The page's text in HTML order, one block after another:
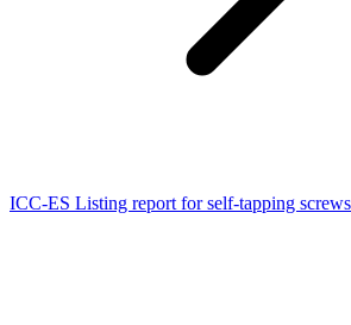
ICC-ES Listing report for self-tapping